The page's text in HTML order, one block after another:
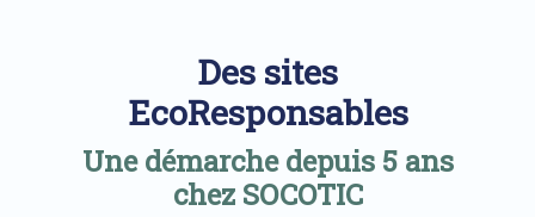
Des sites
EcoResponsables
Une démarche depuis 5 ans
chez SOCOTIC